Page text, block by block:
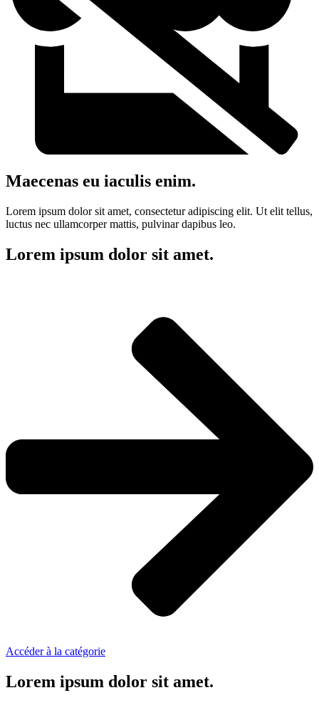
Maecenas eu iaculis enim.
Lorem ipsum dolor sit amet, consectetur adipiscing elit. Ut elit tellus,
luctus nec ullamcorper mattis, pulvinar dapibus leo.
Lorem ipsum dolor sit amet.
Accéder à la catégorie
Lorem ipsum dolor sit amet.